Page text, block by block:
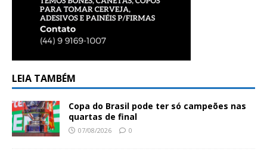
LEIA TAMBÉM
Copa do Brasil pode ter só campeões nas
quartas de final
07/08/2026 0